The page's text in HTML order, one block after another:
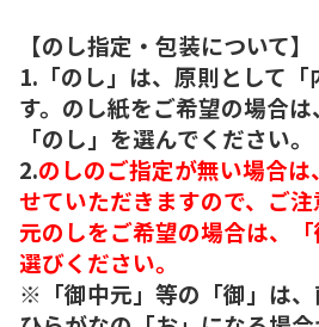
【のし指定・包装について】
1.「のし」は、原則として「
す。のし紙をご希望の場合
「のし」を選んでください。
2.のしのご指定が無い場合
せていただきますので、ご
元のしをご希望の場合は、
選びください。
※「御中元」等の「御」は、